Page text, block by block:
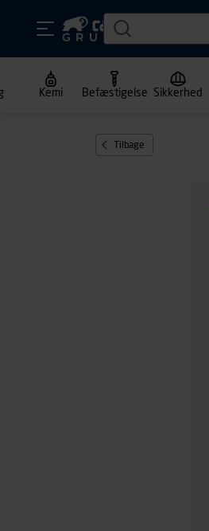
Kemi Befæstigelse Sikkerhed
Tilbage